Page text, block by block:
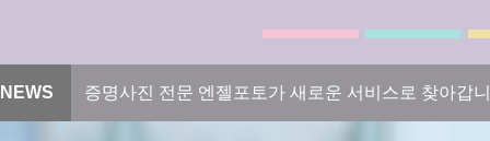
NEWS 증명사진 전문 엔젤포토가 새로운 서비스로 찾아갑